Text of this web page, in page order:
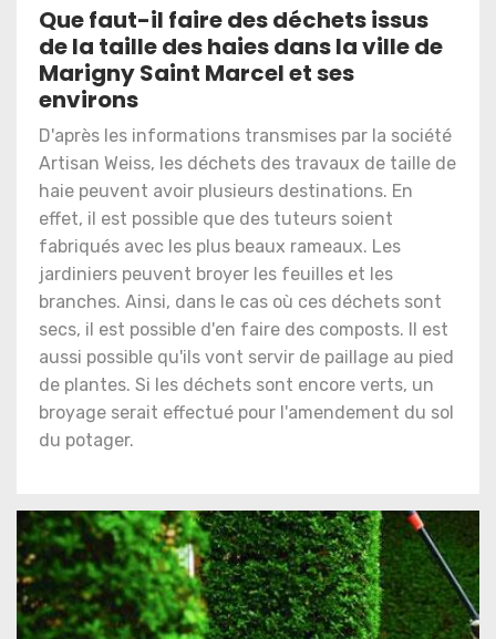
Que faut-il faire des déchets issus
de la taille des haies dans la ville de
Marigny Saint Marcel et ses
environs
D'après les informations transmises par la société
Artisan Weiss, les déchets des travaux de taille de
haie peuvent avoir plusieurs destinations. En
effet, il est possible que des tuteurs soient
fabriqués avec les plus beaux rameaux. Les
jardiniers peuvent broyer les feuilles et les
branches. Ainsi, dans le cas où ces déchets sont
secs, il est possible d'en faire des composts. Il est
aussi possible qu'ils vont servir de paillage au pied
de plantes. Si les déchets sont encore verts, un
broyage serait effectué pour l'amendement du sol
du potager.